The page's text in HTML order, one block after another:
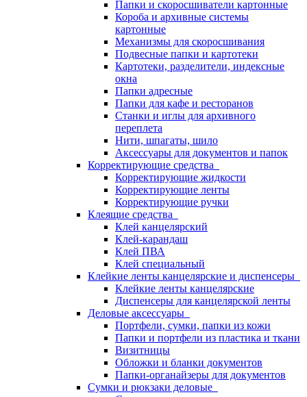
Папки и скоросшиватели картонные
Короба и архивные системы
картонные
Механизмы для скоросшивания
Подвесные папки и картотеки
Картотеки, разделители, индексные
окна
Папки адресные
Папки для кафе и ресторанов
Станки и иглы для архивного
переплета
Нити, шпагаты, шило
Аксессуары для документов и папок
Корректирующие средства
Корректирующие жидкости
Корректирующие ленты
Корректирующие ручки
Клеящие средства
Клей канцелярский
Клей-карандаш
Клей ПВА
Клей специальный
Клейкие ленты канцелярские и диспенсеры
Клейкие ленты канцелярские
Диспенсеры для канцелярской ленты
Деловые аксессуары
Портфели, сумки, папки из кожи
Папки и портфели из пластика и ткани
Визитницы
Обложки и бланки документов
Папки-органайзеры для документов
Сумки и рюкзаки деловые